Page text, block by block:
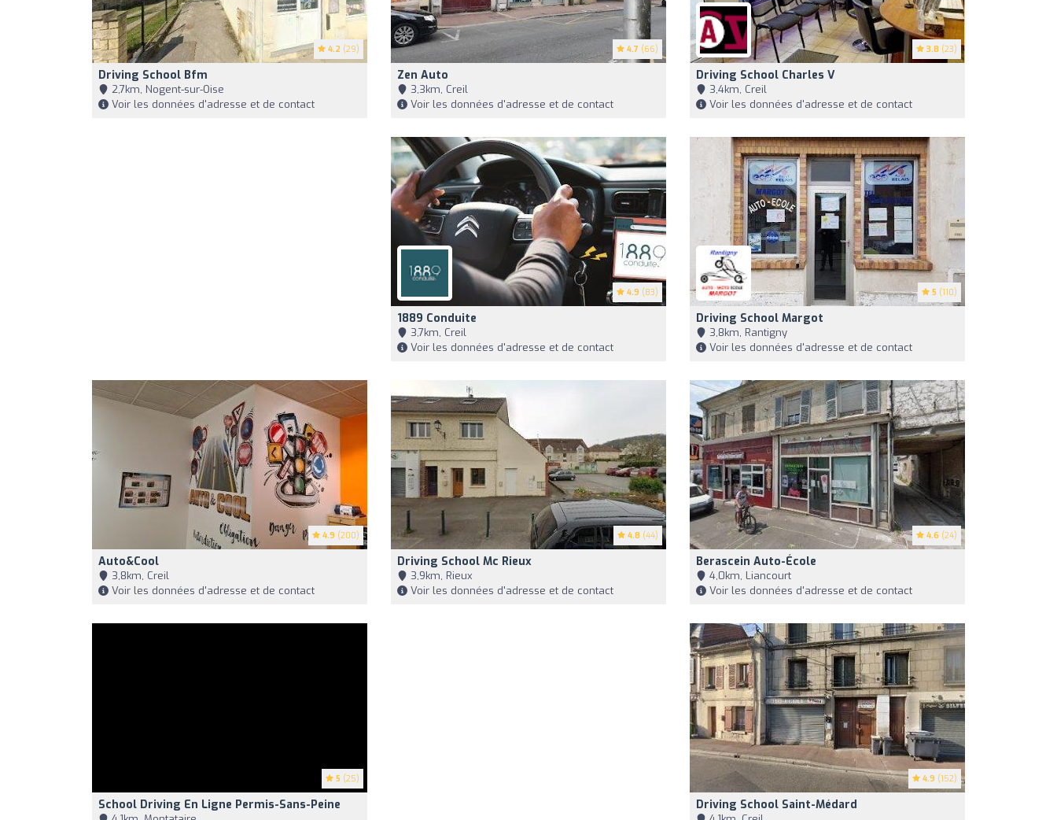
4.2 (29)
Driving School Bfm
2,7km, Nogent-sur-Oise
Voir les données d'adresse et de contact
4.7 (66)
Zen Auto
3,3km, Creil
Voir les données d'adresse et de contact
3.8 (23)
Driving School Charles V
3,4km, Creil
Voir les données d'adresse et de contact
4.9 (83)
1889 Conduite
3,7km, Creil
Voir les données d'adresse et de contact
5 (110)
Driving School Margot
3,8km, Rantigny
Voir les données d'adresse et de contact
4.9 (200)
Auto&Cool
3,8km, Creil
Voir les données d'adresse et de contact
4.8 (44)
Driving School Mc Rieux
3,9km, Rieux
Voir les données d'adresse et de contact
4.6 (24)
Berascein Auto-École
4,0km, Liancourt
Voir les données d'adresse et de contact
5 (25)
School Driving En Ligne Permis-Sans-Peine
4.9 (152)
Driving School Saint-Médard